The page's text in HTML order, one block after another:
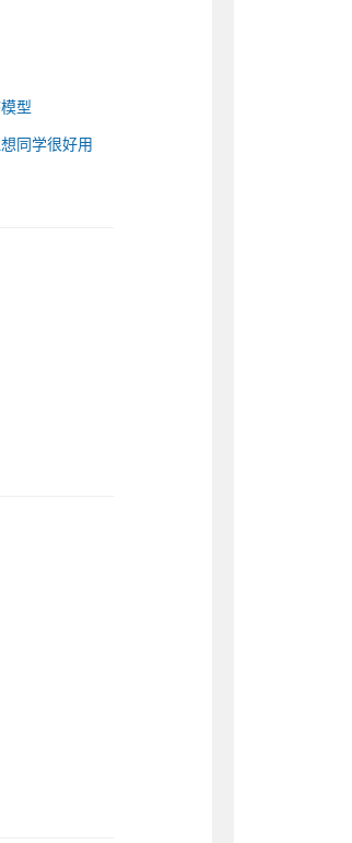
型
同学很好用